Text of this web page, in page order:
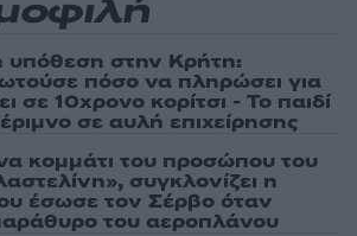
υπόθεση στην Κρήτη:
πόσο να πληρώσει για
σε 10χρονο κορίτσι - Το παιδί
σε αυλή επιχείρησης
κομμάτι του προσώπου του
συγκλονίζει η
έσωσε τον Σέρβο όταν
του αεροπλάνου